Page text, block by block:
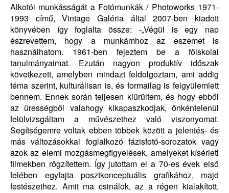
Alkotói munkásságát a Fotómunkák / Photoworks 1971-
1993 című, Vintage Galéria által 2007-ben kiadott
könyvében így foglalta össze: -„Végül is egy nap
észrevettem, hogy a munkámhoz az eszemet is
használhatom. 1961-ben fejeztem be a főiskolai
tanulmányaimat. Ezután nagyon produktív időszak
következett, amelyben mindazt feldolgoztam, ami addig
téma szerint, kulturálisan is, és formailag is felgyülemlett
bennem. Ennek során teljesen kiürültem, és hogy ebből
az ürességből valahogy kikapaszkodjak, önkéntelenül
felülvizsgáltam a művészethez való viszonyomat.
Segítségemre voltak ebben többek között a jelentés- és
más változásokkal foglalkozó fázisfotó-sorozatok vagy
azok az elemi mozgásmegfigyelések, amelyeket kísérleti
filmekben rögzítettem. Így jutottam el a 70-es évek első
felében egyfajta posztkonceptuális grafikához, majd
festészethez. Amit ma csinálok, az a régen kialakított,